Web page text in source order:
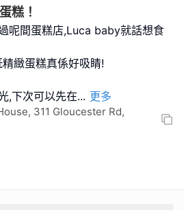
糕！
呢間蛋糕店,Luca baby就話想食
緻蛋糕真係好吸睛!
,下次可以先在... 更多
311 Gloucester Rd,